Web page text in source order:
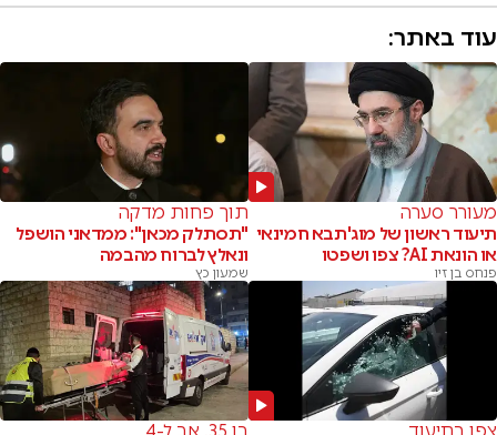
עוד באתר:
מעורר סערה
תיעוד ראשון של מוג'תבא חמינאי
או הונאת AI? צפו ושפטו
פנחס בן זיו
תוך פחות מדקה
"תסתלק מכאן": ממדאני הושפל
ונאלץ לברוח מהבמה
שמעון כץ